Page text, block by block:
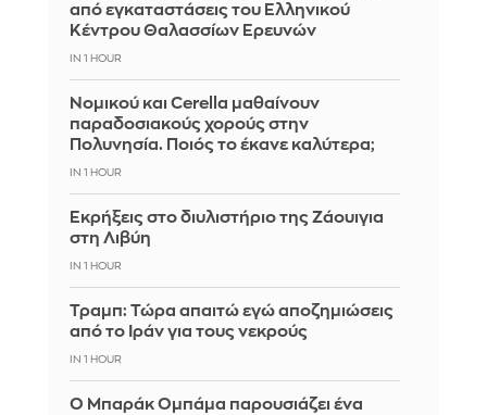
από εγκαταστάσεις του Ελληνικού
Κέντρου Θαλασσίων Ερευνών
IN 1 HOUR
Νομικού και Cerella μαθαίνουν
παραδοσιακούς χορούς στην
Πολυνησία. Ποιός το έκανε καλύτερα;
IN 1 HOUR
Εκρήξεις στο διυλιστήριο της Ζάουιγια
στη Λιβύη
IN 1 HOUR
Τραμπ: Τώρα απαιτώ εγώ αποζημιώσεις
από το Ιράν για τους νεκρούς
IN 1 HOUR
Ο Μπαράκ Ομπάμα παρουσιάζει ένα